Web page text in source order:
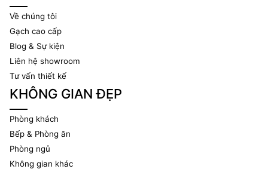
Về chúng tôi
Gạch cao cấp
Blog & Sự kiện
Liên hệ showroom
Tư vấn thiết kế
KHÔNG GIAN ĐẸP
Phòng khách
Bếp & Phòng ăn
Phòng ngủ
Không gian khác